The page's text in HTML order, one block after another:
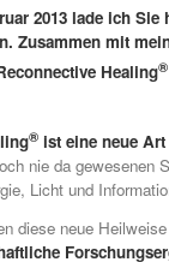
2013 lade ich
Zusammen mit
Healing®
® ist eine neue
nie da gewesenen
Licht und
diese neue